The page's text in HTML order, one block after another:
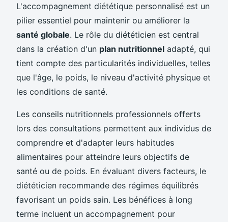
L'accompagnement diététique personnalisé est un
pilier essentiel pour maintenir ou améliorer la
santé globale. Le rôle du diététicien est central
dans la création d'un plan nutritionnel adapté, qui
tient compte des particularités individuelles, telles
que l'âge, le poids, le niveau d'activité physique et
les conditions de santé.
Les conseils nutritionnels professionnels offerts
lors des consultations permettent aux individus de
comprendre et d'adapter leurs habitudes
alimentaires pour atteindre leurs objectifs de
santé ou de poids. En évaluant divers facteurs, le
diététicien recommande des régimes équilibrés
favorisant un poids sain. Les bénéfices à long
terme incluent un accompagnement pour